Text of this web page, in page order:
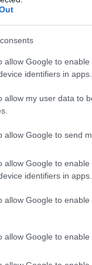
allow Google to
identifiers in apps.
allow my user data to
allow Google to send
allow Google to
identifiers in apps.
allow Google to
allow Google to
de recettes, de
de saumon aux